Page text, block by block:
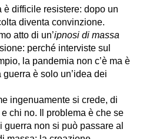
difficile resistere: dopo un
diventa convinzione.
atto di un’ipnosi di massa
perché interviste sul
la pandemia non c’è ma è
è solo un’idea dei
ingenuamente si crede, di
chi no. Il problema è che se
guerra non si può passare al